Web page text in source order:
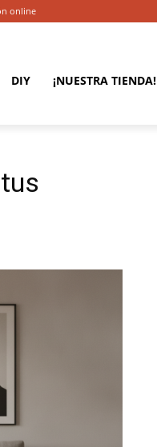
online
DIY ¡NUESTRA TIENDA!